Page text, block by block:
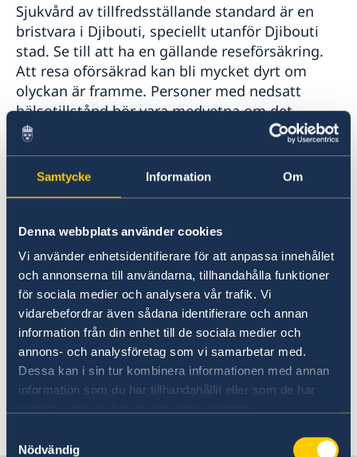
Samtycke Information Om
Denna webbplats använder cookies
Vi använder enhetsidentifierare för att anpassa innehållet
och annonserna till användarna, tillhandahålla funktioner
för sociala medier och analysera vår trafik. Vi
vidarebefordrar även sådana identifierare och annan
information från din enhet till de sociala medier och
annons- och analysföretag som vi samarbetar med.
Dessa kan i sin tur kombinera informationen med annan
information som du har tillhandahållit eller som de har
Nödvändig
Pass i Djibouti
Legaliseringar i Djibouti
Hjälp kring medborgarskap
Akut hjälp
Ambassadens reseinformation
Aktuella händelser
Allmänna säkerhetsläget
Terrorism
Naturförhållanden och katastrofer
Hälso- och sjukvård
Lokala lagar och sedvänjor
Kriminalitet och personlig säkerhet
Trafiksäkerhet
Sjukvård av tillfredsställande standard är en
bristvara i Djibouti, speciellt utanför Djibouti
stad. Se till att ha en gällande reseförsäkring.
Att resa oförsäkrad kan bli mycket dyrt om
olyckan är framme. Personer med nedsatt
hälsotillstånd bör vara medvetna om det
bristande hälso- och sjukvårdsläget i Djibouti
inför en vistelse i landet. Medtag egna
läkemedel.
vanligt förekommande under delar av året. De
sanitära förhållandena i Djibouti är bristfälliga.
Man ska inte dricka okokt eller ofiltrerat vatten.
Buteljerat dricksvatten finns. Sallader, frukt,
grönsaker och okokt mat bör undvikas på
restauranger.
Ta även gärna del avVårdguidens reseråd .